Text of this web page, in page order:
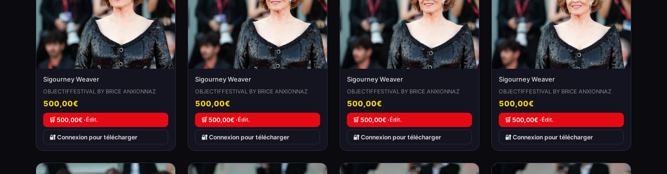
Sigourney Weaver
OBJECTIFFESTIVAL BY BRICE ANXIONNAZ
500,00€
🛒 500,00€ ·Édit.
🔐 Connexion pour télécharger
Sigourney Weaver
OBJECTIFFESTIVAL BY BRICE ANXIONNAZ
500,00€
🛒 500,00€ ·Édit.
🔐 Connexion pour télécharger
Sigourney Weaver
OBJECTIFFESTIVAL BY BRICE ANXIONNAZ
500,00€
🛒 500,00€ ·Édit.
🔐 Connexion pour télécharger
Sigourney Weaver
OBJECTIFFESTIVAL BY BRICE ANXIONNAZ
500,00€
🛒 500,00€ ·Édit.
🔐 Connexion pour télécharger